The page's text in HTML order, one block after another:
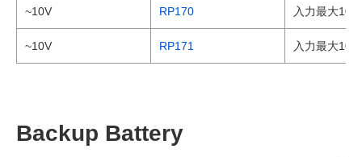
~10V RP170 入力最大
~10V RP171 入力最大
Backup Battery